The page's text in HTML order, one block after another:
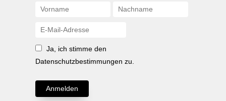
Ja, ich stimme den
Datenschutzbestimmungen zu.
Anmelden